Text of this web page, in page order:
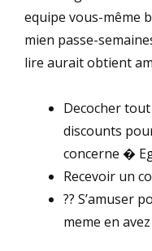
equipe vous-même
mien passe-
lire aurait obtient
Decocher
discounts
concerne �
Recevoir un
?? S’amuser
meme en